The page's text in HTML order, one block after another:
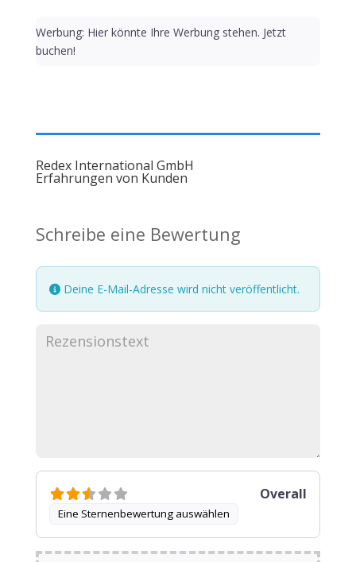
Werbung: Hier könnte Ihre Werbung stehen. Jetzt
buchen!
Redex International GmbH
Erfahrungen von Kunden
Schreibe eine Bewertung
Deine E-Mail-Adresse wird nicht veröffentlicht.
Eine Sternenbewertung auswählen
Overall